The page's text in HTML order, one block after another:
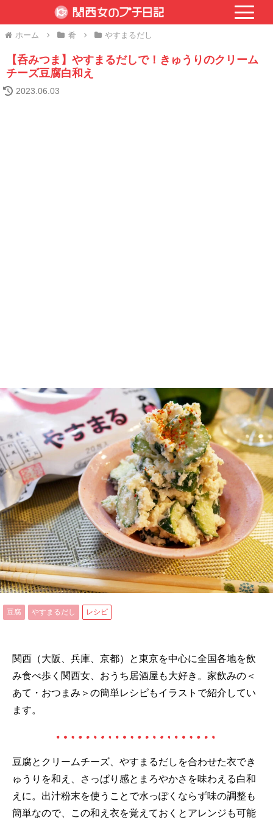
ホーム 肴 やすまるだし
【呑みつま】やすまるだしで！きゅうりのクリーム
チーズ豆腐白和え
2023.06.03
豆腐 やすまるだし レシピ
関西（大阪、兵庫、京都）と東京を中心に全国各地を飲
み食べ歩く関西女、おうち居酒屋も大好き。家飲みの＜
あて・おつまみ＞の簡単レシピもイラストで紹介してい
ます。
豆腐とクリームチーズ、やすまるだしを合わせた衣でき
ゅうりを和え、さっぱり感とまろやかさを味わえる白和
えに。出汁粉末を使うことで水っぽくならず味の調整も
簡単なので、この和え衣を覚えておくとアレンジも可能